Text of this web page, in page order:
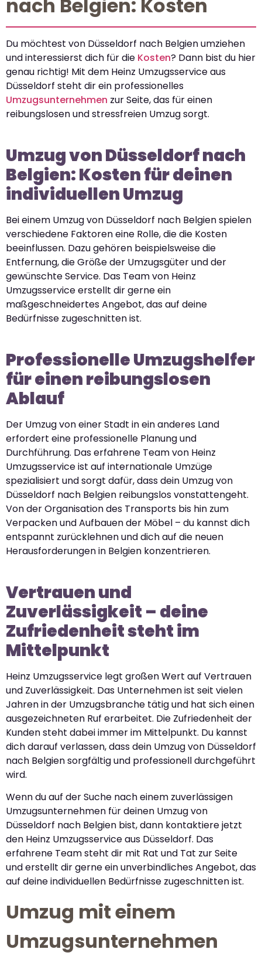
nach Belgien: Kosten
Du möchtest von Düsseldorf nach Belgien umziehen
und interessierst dich für die Kosten? Dann bist du hier
genau richtig! Mit dem Heinz Umzugsservice aus
Düsseldorf steht dir ein professionelles
Umzugsunternehmen zur Seite, das für einen
reibungslosen und stressfreien Umzug sorgt.
Umzug von Düsseldorf nach
Belgien: Kosten für deinen
individuellen Umzug
Bei einem Umzug von Düsseldorf nach Belgien spielen
verschiedene Faktoren eine Rolle, die die Kosten
beeinflussen. Dazu gehören beispielsweise die
Entfernung, die Größe der Umzugsgüter und der
gewünschte Service. Das Team von Heinz
Umzugsservice erstellt dir gerne ein
maßgeschneidertes Angebot, das auf deine
Bedürfnisse zugeschnitten ist.
Professionelle Umzugshelfer
für einen reibungslosen
Ablauf
Der Umzug von einer Stadt in ein anderes Land
erfordert eine professionelle Planung und
Durchführung. Das erfahrene Team von Heinz
Umzugsservice ist auf internationale Umzüge
spezialisiert und sorgt dafür, dass dein Umzug von
Düsseldorf nach Belgien reibungslos vonstattengeht.
Von der Organisation des Transports bis hin zum
Verpacken und Aufbauen der Möbel – du kannst dich
entspannt zurücklehnen und dich auf die neuen
Herausforderungen in Belgien konzentrieren.
Vertrauen und
Zuverlässigkeit – deine
Zufriedenheit steht im
Mittelpunkt
Heinz Umzugsservice legt großen Wert auf Vertrauen
und Zuverlässigkeit. Das Unternehmen ist seit vielen
Jahren in der Umzugsbranche tätig und hat sich einen
ausgezeichneten Ruf erarbeitet. Die Zufriedenheit der
Kunden steht dabei immer im Mittelpunkt. Du kannst
dich darauf verlassen, dass dein Umzug von Düsseldorf
nach Belgien sorgfältig und professionell durchgeführt
wird.
Wenn du auf der Suche nach einem zuverlässigen
Umzugsunternehmen für deinen Umzug von
Düsseldorf nach Belgien bist, dann kontaktiere jetzt
den Heinz Umzugsservice aus Düsseldorf. Das
erfahrene Team steht dir mit Rat und Tat zur Seite
und erstellt dir gerne ein unverbindliches Angebot, das
auf deine individuellen Bedürfnisse zugeschnitten ist.
Umzug mit einem
Umzugsunternehmen